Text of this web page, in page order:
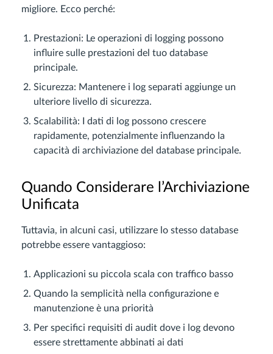
migliore. Ecco perché:
Prestazioni: Le operazioni di logging possono
influire sulle prestazioni del tuo database
principale.
Sicurezza: Mantenere i log separati aggiunge un
ulteriore livello di sicurezza.
Scalabilità: I dati di log possono crescere
rapidamente, potenzialmente influenzando la
capacità di archiviazione del database principale.
Quando Considerare l’Archiviazione
Unificata
Tuttavia, in alcuni casi, utilizzare lo stesso database
potrebbe essere vantaggioso:
Applicazioni su piccola scala con traffico basso
Quando la semplicità nella configurazione e
manutenzione è una priorità
Per specifici requisiti di audit dove i log devono
essere strettamente abbinati ai dati